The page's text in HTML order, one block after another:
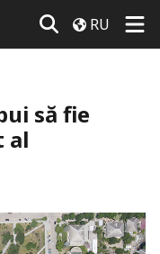
RU
să fie
al